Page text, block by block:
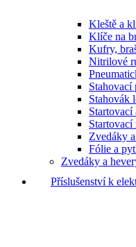
Kleště a
Klíče na
Kufry,
Nitrilové
Stahovací
Stahovák
Startovací
Zvedáky
Fólie a
Zvedáky a
Příslušenství k